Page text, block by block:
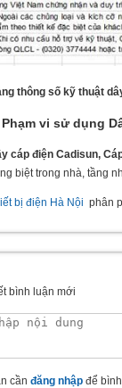
thông số kỹ thuật
Phạm vi sử dụng
cáp điện Cadisun,
biệt trong nhà, tầng
bị điện Hà Nội phân
bình luận mới
cần đăng nhập để